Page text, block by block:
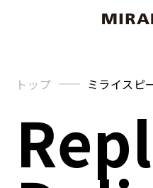
トップ ミライスピ